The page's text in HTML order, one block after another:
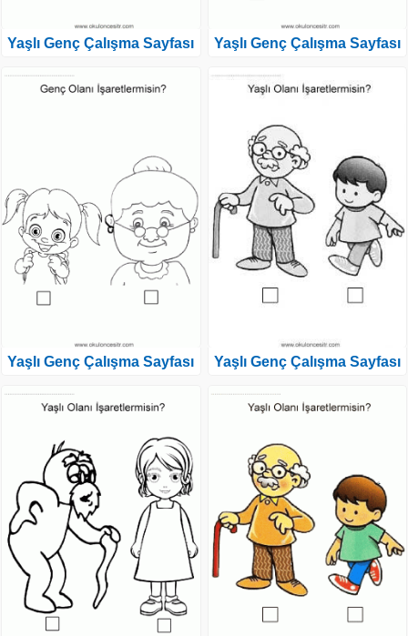
Yaşlı Genç Çalışma Sayfası
Yaşlı Genç Çalışma Sayfası
Yaşlı Genç Çalışma Sayfası
Yaşlı Genç Çalışma Sayfası